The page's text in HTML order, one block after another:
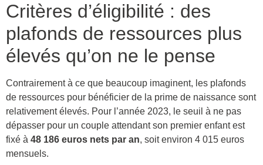
Critères d’éligibilité : des
plafonds de ressources plus
élevés qu’on ne le pense
Contrairement à ce que beaucoup imaginent, les plafonds
de ressources pour bénéficier de la prime de naissance sont
relativement élevés. Pour l’année 2023, le seuil à ne pas
dépasser pour un couple attendant son premier enfant est
fixé à 48 186 euros nets par an, soit environ 4 015 euros
mensuels.